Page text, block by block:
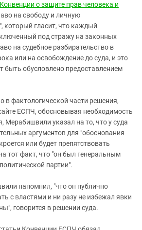
Конвенции о защите прав человека и
на свободу и личную
который гласит, что каждый
под стражу на законных
на судебное разбирательство в
или на освобождение до суда, и это
быть обусловлено предоставлением
в фактологической части решения,
ЕСПЧ, обосновывая необходимость
Мерабишвили указал на то, что у суда
аргументов для "обоснования
или будет препятствовать
тот факт, что "он был генеральным
партии".
напомнил, "что он публично
с властями и ни разу не избежал явки
говорится в решении суда.